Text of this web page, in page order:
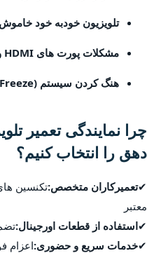
تلویزیون خودبه خود
مشکلات پورت های HDMI و USB
هنگ کردن سیستم (Freeze)
چرا نمایندگی تعمیر
دهق را انتخاب کنیم؟
✔تعمیرکاران متخصص:تکنسین
معتبر
✔استفاده از قطعات اورجینال:
✔خدمات سریع و حضوری:اعزام